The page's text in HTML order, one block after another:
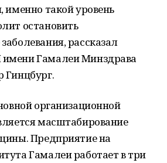
именно такой уровень
остановить
рассказал
Гамалеи Минздрава
Гинцбург.
организационной
масштабирование
Предприятие на
Гамалеи работает в три